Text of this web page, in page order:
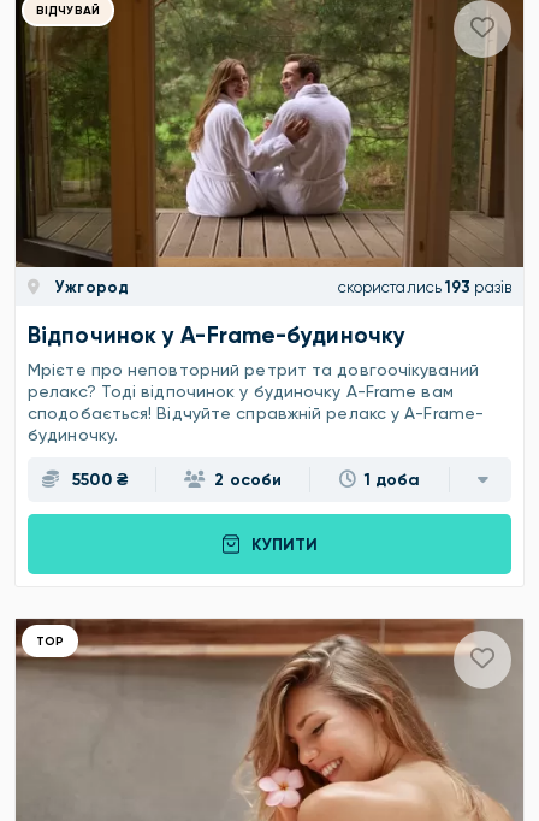
ВІДЧУВАЙ
Ужгород скористались 193 разів
Відпочинок у A-Frame-будиночку
Мрієте про неповторний ретрит та довгоочікуваний
релакс? Тоді відпочинок у будиночку A-Frame вам
сподобається! Відчуйте справжній релакс у A-Frame-
будиночку.
5500 ₴ 2 особи 1 доба
КУПИТИ
ТОР